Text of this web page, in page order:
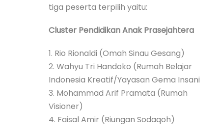
tiga peserta terpilih yaitu:
Cluster Pendidikan Anak Prasejahtera
1. Rio Rionaldi (Omah Sinau Gesang)
2. Wahyu Tri Handoko (Rumah Belajar
Indonesia Kreatif/Yayasan Gema Insani
3. Mohammad Arif Pramata (Rumah
Visioner)
4. Faisal Amir (Riungan Sodaqoh)